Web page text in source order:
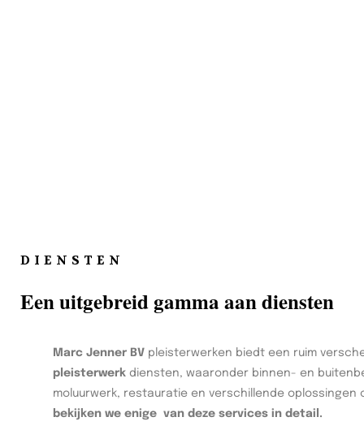
DIENSTEN
Een uitgebreid gamma aan diensten
Marc Jenner BV pleisterwerken biedt een ruim
pleisterwerk diensten, waaronder binnen- en
moluurwerk, restauratie en verschillende oplossingen
bekijken we enige van deze services in detail.